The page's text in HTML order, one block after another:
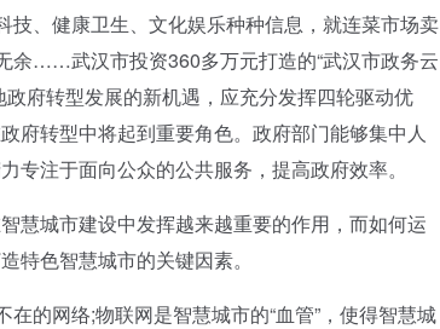
、健康卫生、文化娱乐种种信息，就连菜市场卖
余……武汉市投资360多万元打造的“武汉市政务云
府转型发展的新机遇，应充分发挥四轮驱动优
府转型中将起到重要角色。政府部门能够集中人
注于面向公众的公共服务，提高政府效率。
城市建设中发挥越来越重要的作用，而如何运
特色智慧城市的关键因素。
的网络;物联网是智慧城市的“血管”，使得智慧城